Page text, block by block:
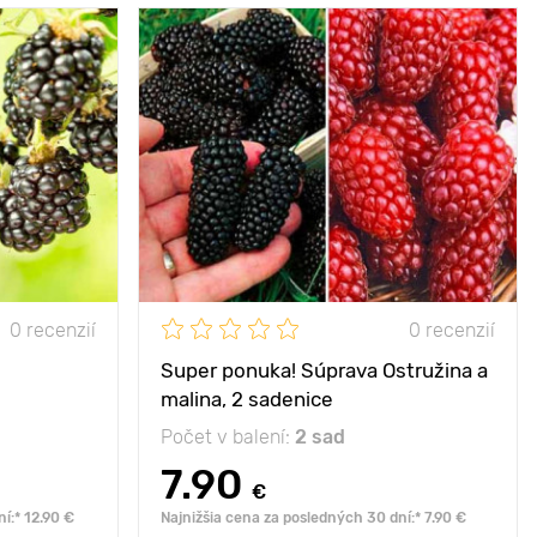
0 recenzií
12.90 €
- 30°С
20 - 40 cm
P9
plodenie
- 150 cm
0 recenzií
Super ponuka! Súprava Ostružina a
malina, 2 sadenice
Počet v balení: 2 sad
7.90 €
Najnižšia cena za posledných 30 dní:* 7.90 €